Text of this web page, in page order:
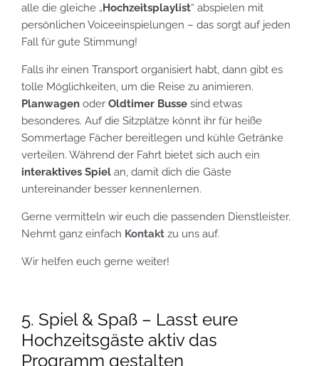
alle die gleiche „Hochzeitsplaylist“ abspielen mit
persönlichen Voiceeinspielungen – das sorgt auf jeden
Fall für gute Stimmung!
Falls ihr einen Transport organisiert habt, dann gibt es
tolle Möglichkeiten, um die Reise zu animieren.
Planwagen oder Oldtimer Busse sind etwas
besonderes. Auf die Sitzplätze könnt ihr für heiße
Sommertage Fächer bereitlegen und kühle Getränke
verteilen. Während der Fahrt bietet sich auch ein
interaktives Spiel an, damit dich die Gäste
untereinander besser kennenlernen.
Gerne vermitteln wir euch die passenden Dienstleister.
Nehmt ganz einfach Kontakt zu uns auf.
Wir helfen euch gerne weiter!
5. Spiel & Spaß – Lasst eure
Hochzeitsgäste aktiv das
Programm gestalten